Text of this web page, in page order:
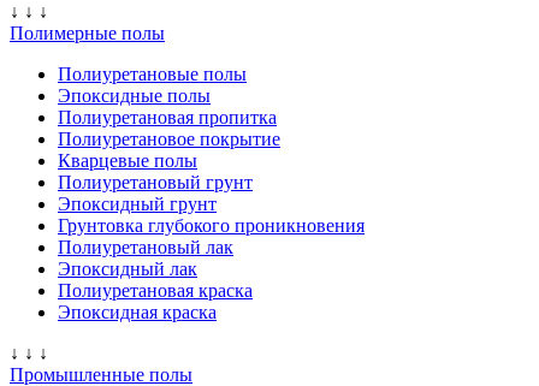
↓ ↓ ↓
Полимерные полы
Полиуретановые полы
Эпоксидные полы
Полиуретановая пропитка
Полиуретановое покрытие
Кварцевые полы
Полиуретановый грунт
Эпоксидный грунт
Грунтовка глубокого проникновения
Полиуретановый лак
Эпоксидный лак
Полиуретановая краска
Эпоксидная краска
↓ ↓ ↓
Промышленные полы